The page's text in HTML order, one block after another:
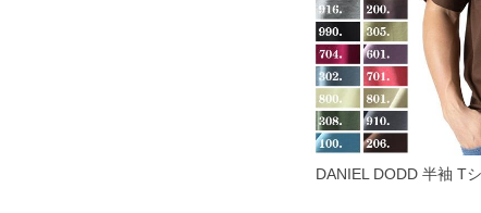
※商品によって若干のサイズの誤差がございます。また、お客様がご使用の環境（コ
※当店での掲載商品は、実店鋪と在庫を共用しておりますので店頭での売り違い、店
DANIEL DODD 半袖 T